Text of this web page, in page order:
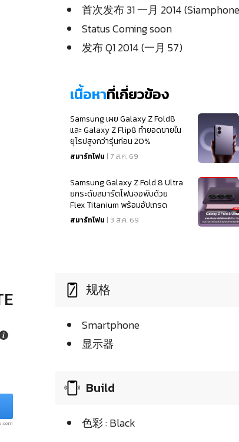
首次发布 31 一月 2014
Status Coming soon
发布 Q1 2014 (一月 57)
เนื้อหาที่เกี่ยวข้อง
Samsung เผย Galaxy Z Fold8
และ Galaxy Z Flip8 ทำยอดขายใน
ยุโรปสูงกว่ารุ่นก่อน 20%
สมาร์ทโฟน | 7 ส.ค. 69
Samsung Galaxy Z Fold 8 Ultra
ยกระดับสมาร์ตโฟนจอพับด้วย
Flex Titanium พร้อมอัปเกรด
สเปคจอสุดเนียนตา
สมาร์ทโฟน | 3 ส.ค. 69
规格
Smartphone
显示器
Build
色彩 : Black